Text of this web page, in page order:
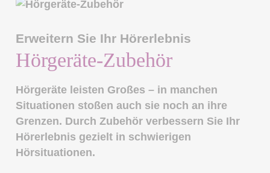
Erweitern Sie Ihr Hörerlebnis
Hörgeräte-Zubehör
Hörgeräte leisten Großes – in manchen
Situationen stoßen auch sie noch an ihre
Grenzen. Durch Zubehör verbessern Sie Ihr
Hörerlebnis gezielt in schwierigen
Hörsituationen.